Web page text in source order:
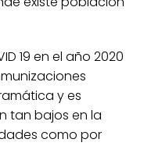
19 en el año 2020
y es
tan bajos en la
como por